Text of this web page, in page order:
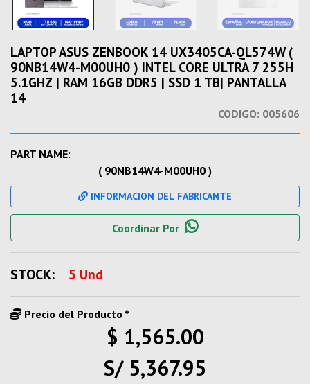
LAPTOP ASUS ZENBOOK 14 UX3405CA-QL574W (
90NB14W4-M00UH0 ) INTEL CORE ULTRA 7 255H
5.1GHZ | RAM 16GB DDR5 | SSD 1 TB| PANTALLA
14
CODIGO: 005606
PART NAME:
( 90NB14W4-M00UH0 )
INFORMACION DEL FABRICANTE
Coordinar Por
STOCK: 5 Und
Precio del Producto *
$ 1,565.00
S/ 5,367.95